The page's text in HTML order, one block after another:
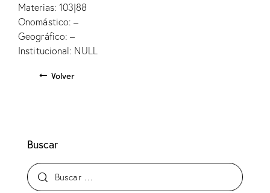
Materias: 103|88
Onomástico: –
Geográfico: –
Institucional: NULL
Volver
Buscar